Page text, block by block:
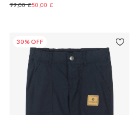
99,00 £50,00 £
30% OFF